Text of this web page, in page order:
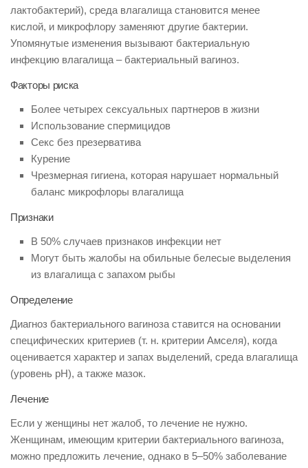
лактобактерий), среда влагалища становится менее
кислой, и микрофлору заменяют другие бактерии.
Упомянутые изменения вызывают бактериальную
инфекцию влагалища – бактериальный вагиноз.
Факторы риска
Более четырех сексуальных партнеров в жизни
Использование спермицидов
Секс без презерватива
Курение
Чрезмерная гигиена, которая нарушает нормальный
баланс микрофлоры влагалища
Признаки
В 50% случаев признаков инфекции нет
Могут быть жалобы на обильные белесые выделения
из влагалища с запахом рыбы
Определение
Диагноз бактериального вагиноза ставится на основании
специфических критериев (т. н. критерии Амселя), когда
оценивается характер и запах выделений, среда влагалища
(уровень рН), а также мазок.
Лечение
Если у женщины нет жалоб, то лечение не нужно.
Женщинам, имеющим критерии бактериального вагиноза,
можно предложить лечение, однако в 5–50% заболевание